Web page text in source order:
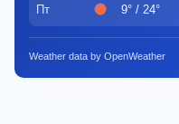
Пт 9° / 24°
Weather data by OpenWeather